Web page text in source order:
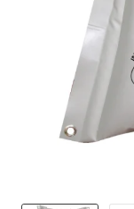
Fritid/
Båtpleie/